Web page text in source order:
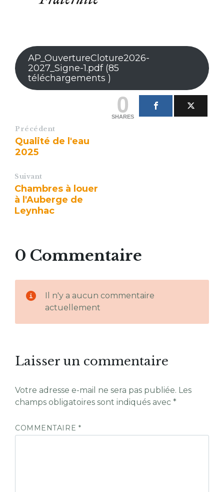
AP_OuvertureCloture2026-
2027_Signe-1.pdf (85
téléchargements )
0
SHARES
Précédent
Qualité de l'eau
2025
Suivant
Chambres à louer
à l'Auberge de
Leynhac
0 Commentaire
Il n'y a aucun commentaire
actuellement
Laisser un commentaire
Votre adresse e-mail ne sera pas publiée. Les
champs obligatoires sont indiqués avec *
COMMENTAIRE *